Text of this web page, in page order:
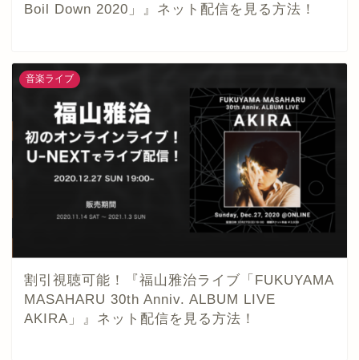
Boil Down 2020」』ネット配信を見る方法！
音楽ライブ
割引視聴可能！『福山雅治ライブ「FUKUYAMA
MASAHARU 30th Anniv. ALBUM LIVE
AKIRA」』ネット配信を見る方法！